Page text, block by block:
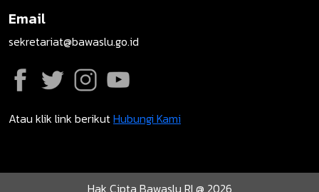
Email
sekretariat@bawaslu.go.id
Atau klik link berikutHubungi Kami
Hak Cipta Bawaslu RI @ 2026